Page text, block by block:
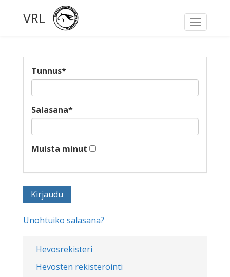
Toggle
VRL
Hevosrekisteri
Hevosten rekisteröinti
Tunnus*
Salasana*
Muista minut
Unohtuiko salasana?